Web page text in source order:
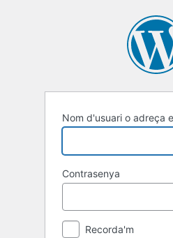
Nom d'usuari o adreça
Contrasenya
Recorda'm